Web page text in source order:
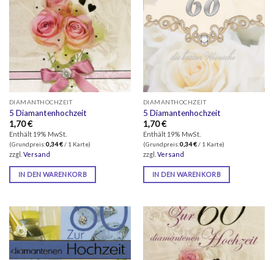
DIAMANTHOCHZEIT
5 Diamantenhochzeit
1,70€
Enthält 19% MwSt.
(Grundpreis:0,34€/ 1 Karte)
zzgl. Versand
IN DEN WARENKORB
DIAMANTHOCHZEIT
5 Diamantenhochzeit
1,70€
Enthält 19% MwSt.
(Grundpreis:0,34€/ 1 Karte)
zzgl. Versand
IN DEN WARENKORB